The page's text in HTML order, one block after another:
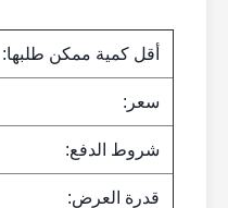
أقل كمية ممكن طلبها:
سعر:
شروط الدفع:
قدرة العرض: